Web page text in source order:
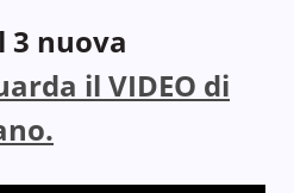
3 nuova
il VIDEO di